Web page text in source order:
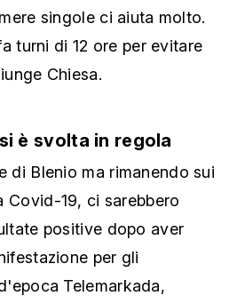
singole ci aiuta molto.
turni di 12 ore per evitare
Chiesa.
è svolta in regola
di Blenio ma rimanendo sui
Covid-19, ci sarebbero
positive dopo aver
per gli
Telemarkada,